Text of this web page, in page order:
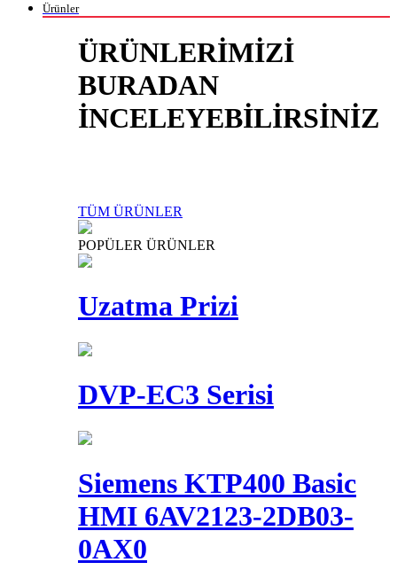
Ürünler
ÜRÜNLERİMİZİ
BURADAN
İNCELEYEBİLİRSİNİZ
TÜM ÜRÜNLER
POPÜLER ÜRÜNLER
Uzatma Prizi
DVP-EC3 Serisi
Siemens KTP400 Basic
HMI 6AV2123-2DB03-
0AX0